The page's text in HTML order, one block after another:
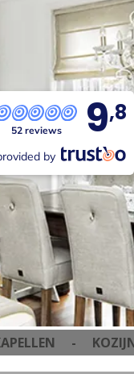
52 reviews 9,8
by
-